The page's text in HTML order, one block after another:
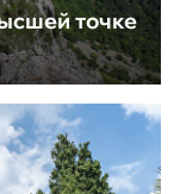
точке